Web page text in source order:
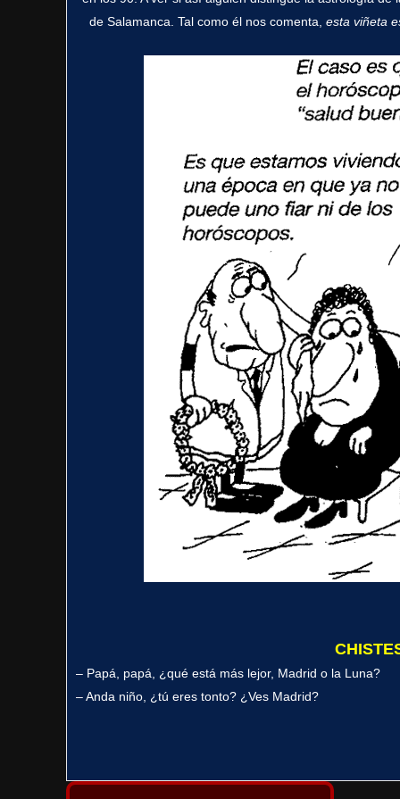
de Salamanca. Tal como él nos comenta, esta viñeta
– Papá, papá, ¿qué está más lejor, Madrid o la Luna?
– Anda niño, ¿tú eres tonto? ¿Ves Madrid?